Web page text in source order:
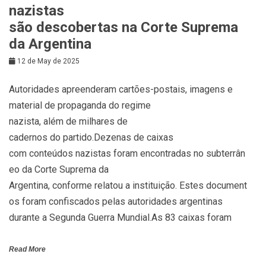
nazistas
são descobertas na Corte Suprema
da Argentina
12 de May de 2025
Autoridades apreenderam cartões-postais, imagens e
material de propaganda do regime
nazista, além de milhares de
cadernos do partido.Dezenas de caixas
com conteúdos nazistas foram encontradas no subterrân
eo da Corte Suprema da
Argentina, conforme relatou a instituição. Estes document
os foram confiscados pelas autoridades argentinas
durante a Segunda Guerra Mundial.As 83 caixas foram
Read More